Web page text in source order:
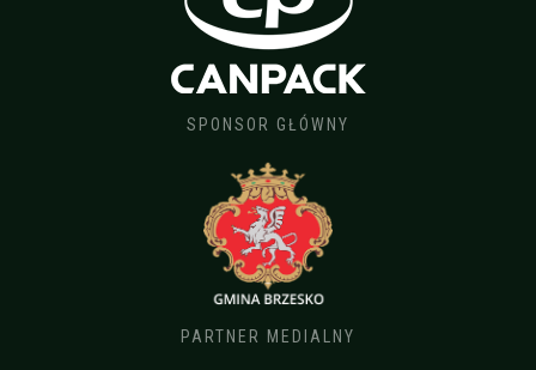
SPONSOR GŁÓWNY
PARTNER MEDIALNY